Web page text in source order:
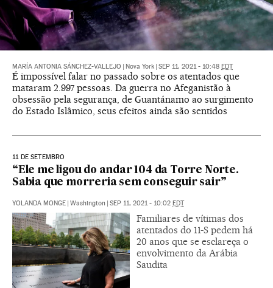
MARÍA ANTONIA SÁNCHEZ-VALLEJO Nova York SEP 11, 2021 - 10:48 EDT
É impossível falar no passado sobre os atentados que
mataram 2.997 pessoas. Da guerra no Afeganistão à
obsessão pela segurança, de Guantánamo ao surgimento
do Estado Islâmico, seus efeitos ainda são sentidos
11 DE SETEMBRO
“Ele me ligou do andar 104 da Torre Norte.
Sabia que morreria sem conseguir sair”
YOLANDA MONGE Washington SEP 11, 2021 - 10:02 EDT
Familiares de vítimas dos
atentados do 11-S pedem há
20 anos que se esclareça o
envolvimento da Arábia
Saudita